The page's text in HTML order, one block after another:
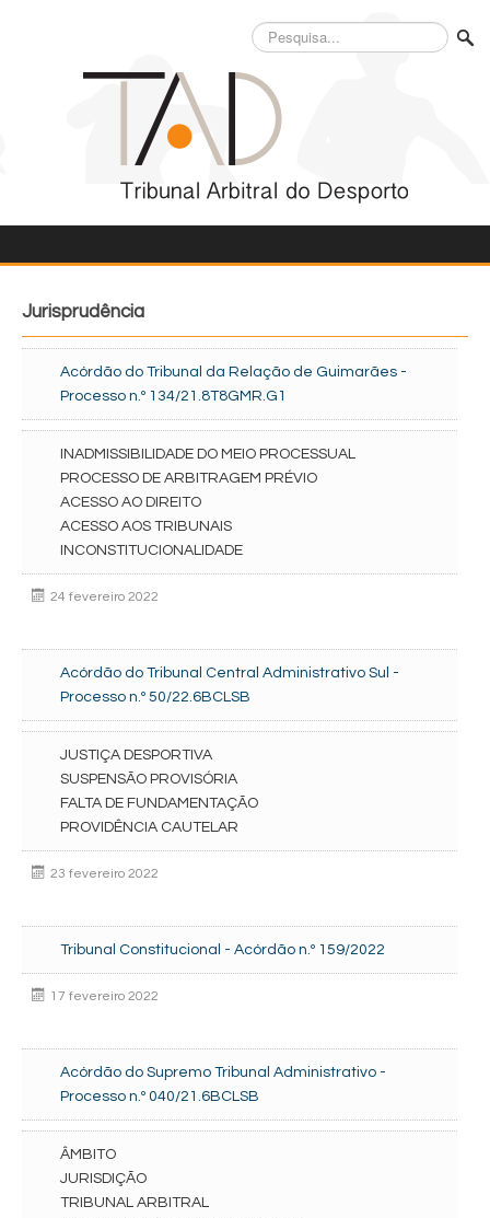
Pesquisa...
Jurisprudência
Acórdão do Tribunal da Relação de Guimarães -
Processo n.º 134/21.8T8GMR.G1
INADMISSIBILIDADE DO MEIO PROCESSUAL
PROCESSO DE ARBITRAGEM PRÉVIO
ACESSO AO DIREITO
ACESSO AOS TRIBUNAIS
INCONSTITUCIONALIDADE
24 fevereiro 2022
Acórdão do Tribunal Central Administrativo Sul -
Processo n.º 50/22.6BCLSB
JUSTIÇA DESPORTIVA
SUSPENSÃO PROVISÓRIA
FALTA DE FUNDAMENTAÇÃO
PROVIDÊNCIA CAUTELAR
23 fevereiro 2022
Tribunal Constitucional - Acórdão n.º 159/2022
17 fevereiro 2022
Acórdão do Supremo Tribunal Administrativo -
Processo n.º 040/21.6BCLSB
ÂMBITO
JURISDIÇÃO
TRIBUNAL ARBITRAL